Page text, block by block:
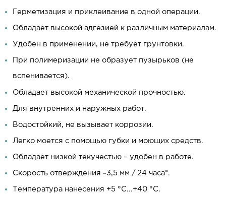
Герметизация и приклеивание в одной операции.
Обладает высокой адгезией к различным материалам.
Удобен в применении, не требует грунтовки.
При полимеризации не образует пузырьков (не
вспенивается).
Обладает высокой механической прочностью.
Для внутренних и наружных работ.
Водостойкий, не вызывает коррозии.
Легко моется с помощью губки и моющих средств.
Обладает низкой текучестью – удобен в работе.
Скорость отверждения ~3,5 мм / 24 часа*.
Температура нанесения +5 °С...+40 °С.